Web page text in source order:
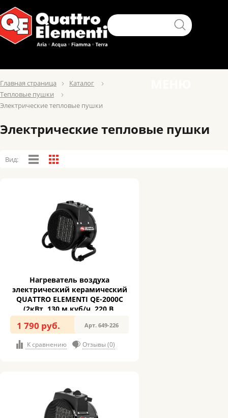
Главная страница
Каталог
Тепловые пушки
Электрические тепловые пушки
Электрические тепловые пушки
Вид:
Нагреватель воздуха
электрический керамический
QUATTRO ELEMENTI QE-2000C
(2кВт, 130 м.куб/ч, 220 В,
режим вентилятора, 2кг) (649-
1 790 руб. Арт. 649-226
К сравнению Отзывы (0)